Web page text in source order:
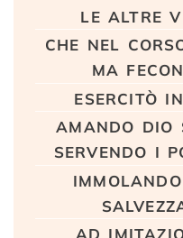
le altre
che nel
ma
esercitò
amando
servendo i
ad